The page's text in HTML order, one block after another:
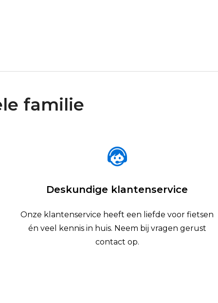
familie
Deskundige klantenservice
Onze klantenservice heeft een liefde voor fietsen
én veel kennis in huis. Neem bij vragen gerust
contact op.